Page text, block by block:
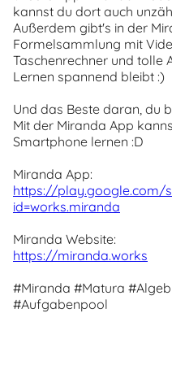
kannst du dort auch
Außerdem gibt's in der
Formelsammlung mit
Taschenrechner und tolle
Lernen spannend bleibt :)
Und das Beste daran, du
Mit der Miranda App
Smartphone lernen :D
Miranda App:
https://play.google.com/
id=works.miranda
Miranda Website:
https://miranda.works
#Miranda #Matura
#Aufgabenpool